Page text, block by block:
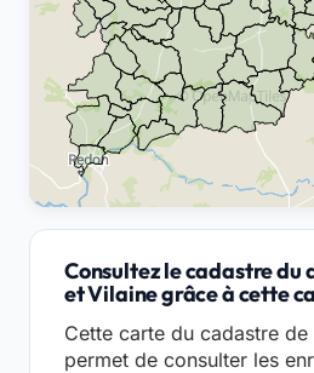
Consultez le cadastre du
et Vilaine grâce à cette
Cette carte du cadastre
permet de consulter les